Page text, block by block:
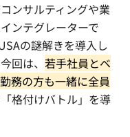
ンサルティングや業
ンテグレーターで
の謎解きを導入し
回は、 若手社員とベ
務の方も一緒に全員
格付けバトル」を導